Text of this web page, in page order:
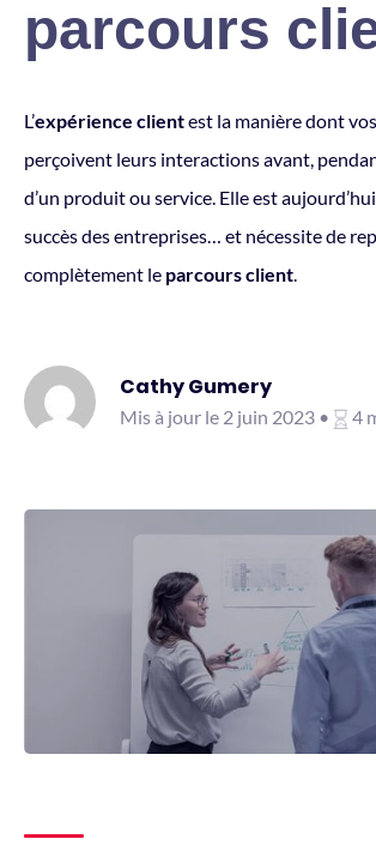
parcours
L’expérience clientest la manière dont
perçoivent leurs interactions avant,
d’un produit ou service. Elle est
succès des entreprises… et nécessite de
complètement le parcours client
Cathy Gumery
Mis à jour le 2 juin 2023 • 4